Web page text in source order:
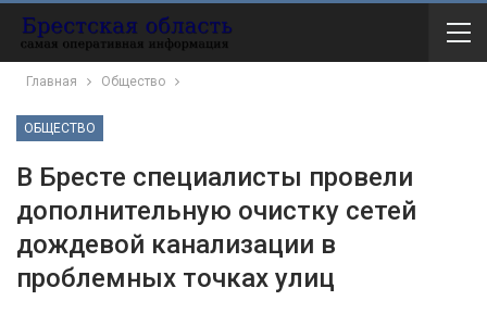
Главная Общество
ОБЩЕСТВО
В Бресте специалисты провели
дополнительную очистку сетей
дождевой канализации в
проблемных точках улиц